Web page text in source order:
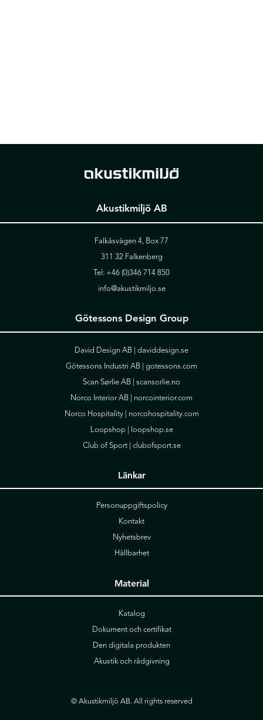
Akustikmiljö AB
Falkåsvägen 4, Box 77
311 32 Falkenberg
Tel: +46 (0)346 714 850
info@akustikmiljo.se
Götessons Design Group
David Design AB | daviddesign.se
Götessons Industri AB | gotessons.com
Scan Sørlie AB | scansorlie.no
Norco Interior AB | norcointerior.com
Norco Hospitality | norcohospitality.com
Loopshop |
loopshop.se
Club of Sport | clubofsport.se
Länkar
Personuppgiftspolicy
Kontakt
Nyhetsbrev
Hållbarhet
Material
Katalog
Dokument och certifikat
Den digitala produkten
Akustik och rådgivning
© Akustikmiljö AB. All rights reserved